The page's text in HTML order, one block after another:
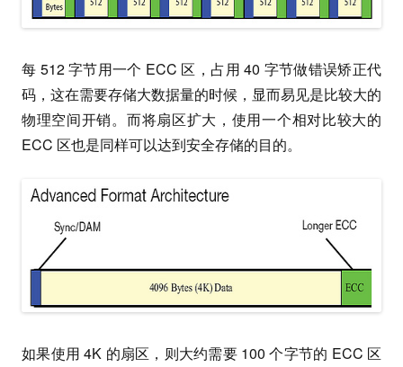
每 512 字节用一个 ECC 区，占用 40 字节做错误矫正代
码，这在需要存储大数据量的时候，显而易见是比较大的
物理空间开销。而将扇区扩大，使用一个相对比较大的
ECC 区也是同样可以达到安全存储的目的。
如果使用 4K 的扇区，则大约需要 100 个字节的 ECC 区